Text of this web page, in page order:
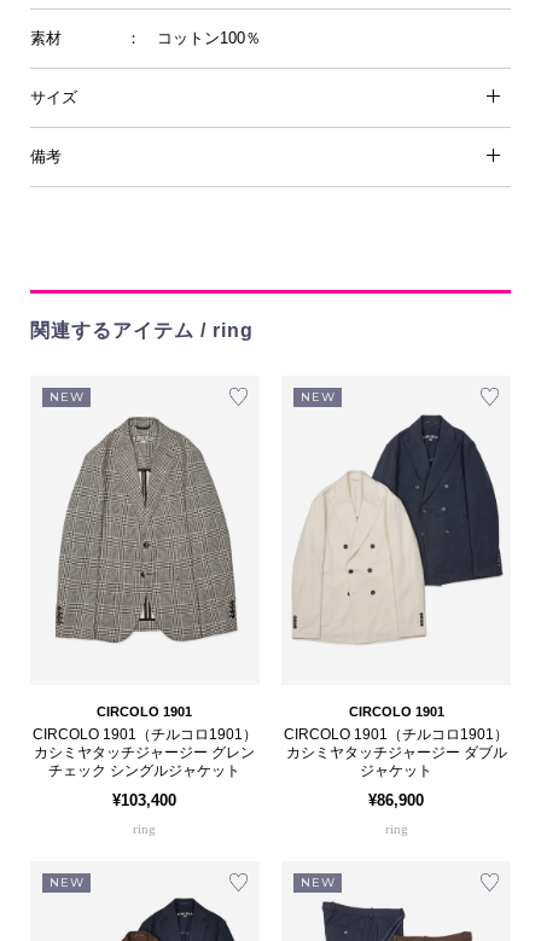
素材 ： コットン100％
サイズ
備考
関連するアイテム / ring
NEW
CIRCOLO 1901
CIRCOLO 1901（チルコロ1901）
カシミヤタッチジャージー グレン
チェック シングルジャケット
¥103,400
ring
NEW
CIRCOLO 1901
CIRCOLO 1901（チルコロ1901）
カシミヤタッチジャージー ダブル
ジャケット
¥86,900
ring
NEW NEW